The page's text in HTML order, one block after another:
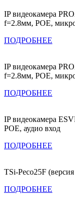
IP видеокамера
f=2.8мм, POE,
ПОДРОБНЕЕ
IP видеокамера
f=2.8мм, POE,
ПОДРОБНЕЕ
IP видеокамера
POE, аудио вход
ПОДРОБНЕЕ
TSi-Peco25F
ПОДРОБНЕЕ